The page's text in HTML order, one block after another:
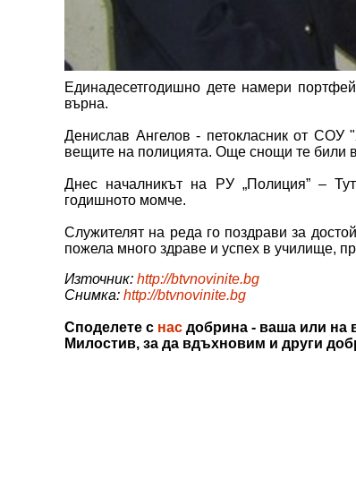
Единадесетгодишно дете намери
върна.
Денислав Ангелов - петокласник от СОУ
вещите на полицията. Още снощи те били
Днес началникът на РУ „Полиция” –
годишното момче.
Служителят на реда го поздрави за
пожела много здраве и успех в училище,
Източник: http://btvnovinite.bg
Снимка: http://btvnovinite.bg
Споделете с нас добрина - ваша или на
Милостив, за да вдъхновим и други